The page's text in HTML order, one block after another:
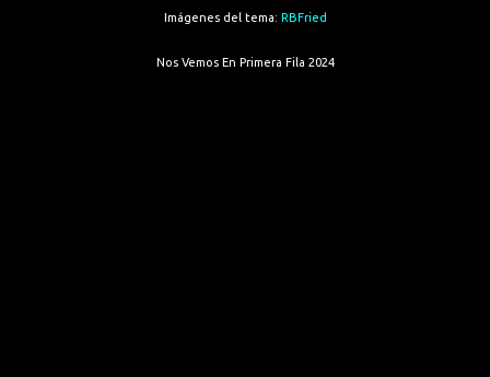
Imágenes del tema: RBFried
Nos Vemos En Primera Fila 2024